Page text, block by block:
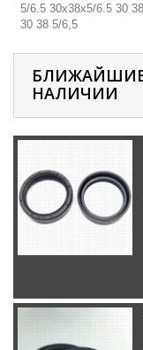
5/6.5 30х38х5/6.5 30
30 38 5/6,5
НАЛИЧИИ